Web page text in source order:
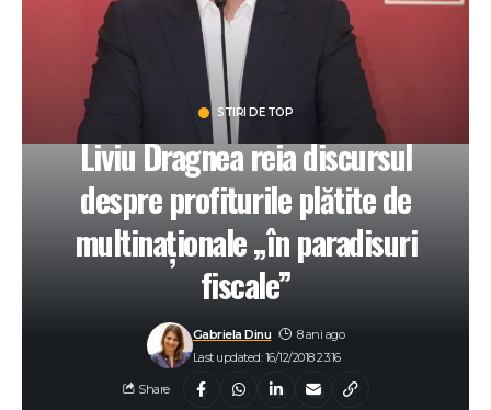
STIRI DE TOP
Liviu Dragnea reia discursul
despre profiturile plătite de
multinaționale „în paradisuri
fiscale”
Last updated: 16/12/2018 23:16
Gabriela Dinu 8 ani ago
Share